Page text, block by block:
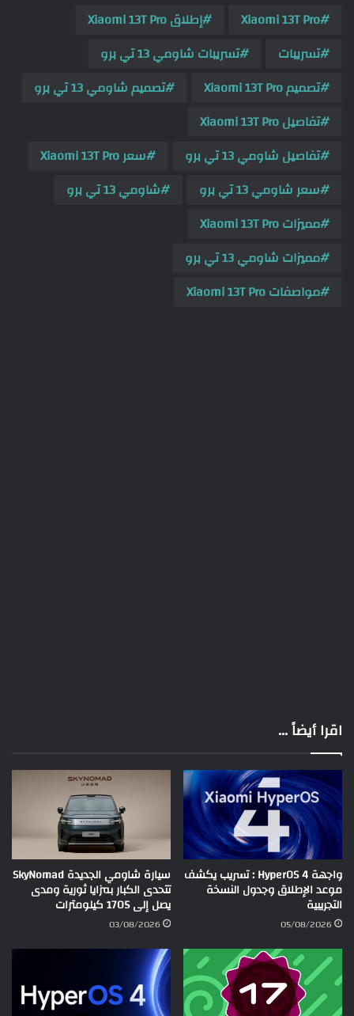
Xiaomi 13T Pro
إطلاق Xiaomi 13T Pro
تسريبات
تسريبات شاومي 13 تي برو
تصميم Xiaomi 13T Pro
تصميم شاومي 13 تي برو
تفاصيل Xiaomi 13T Pro
تفاصيل شاومي 13 تي برو
سعر Xiaomi 13T Pro
سعر شاومي 13 تي برو
شاومي 13 تي برو
مميزات Xiaomi 13T Pro
مميزات شاومي 13 تي برو
مواصفات Xiaomi 13T Pro
اقرا أيضاً ...
واجهة HyperOS 4 : تسريب يكشف
موعد الإطلاق وجدول النسخة
التجريبية
05/08/2026
سيارة شاومي الجديدة SkyNomad
تتحدى الكبار بمزايا ثورية ومدى
يصل إلى 1705 كيلومترات
03/08/2026